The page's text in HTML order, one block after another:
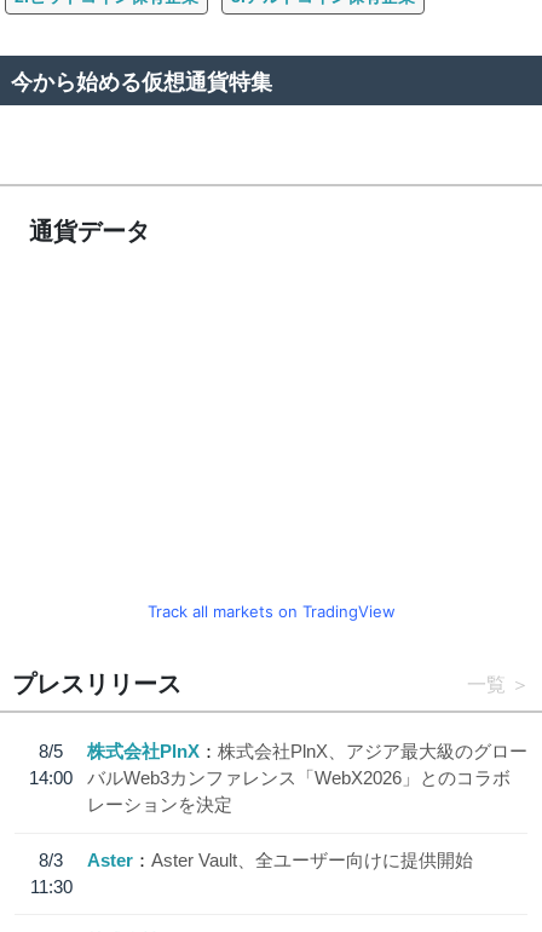
今から始める仮想通貨特集
通貨データ
Track all markets on TradingView
プレスリリース 一覧
8/5
14:00
株式会社PlnX
株式会社PlnX、アジア最大級のグロー
バルWeb3カンファレンス「WebX2026」とのコラボ
レーションを決定
8/3
11:30
Aster Aster Vault、全ユーザー向けに提供開始